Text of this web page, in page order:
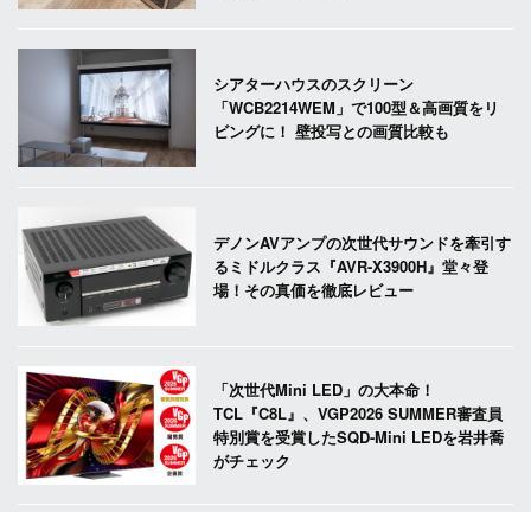
シアターハウスのスクリーン
「WCB2214WEM」で100型＆高画質をリ
ビングに！ 壁投写との画質比較も
デノンAVアンプの次世代サウンドを牽引す
るミドルクラス『AVR-X3900H』堂々登
場！その真価を徹底レビュー
「次世代Mini LED」の大本命！
TCL『C8L』、VGP2026 SUMMER審査員
特別賞を受賞したSQD-Mini LEDを岩井喬
がチェック